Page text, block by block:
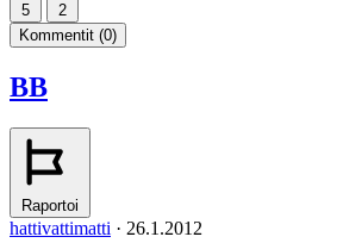
5
2
Kommentit (0)
BB
Raportoi
hattivattimatti · 26.1.2012